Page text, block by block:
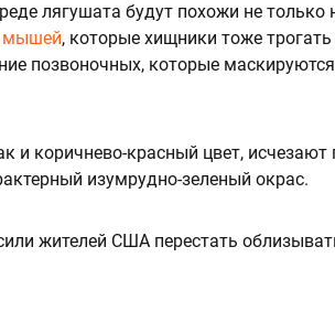
лягушата будут похожи не только
мышей, которые хищники тоже
позвоночных, которые
и коричнево-красный цвет, исчезают
изумрудно-зеленый окрас.
жителей США перестать